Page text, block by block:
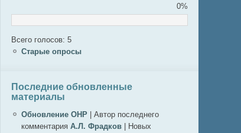
0%
Всего голосов: 5
Старые опросы
Последние обновленные
материалы
Обновление ОНР
Автор последнего
комментария А.Л. Фрадков
Новых